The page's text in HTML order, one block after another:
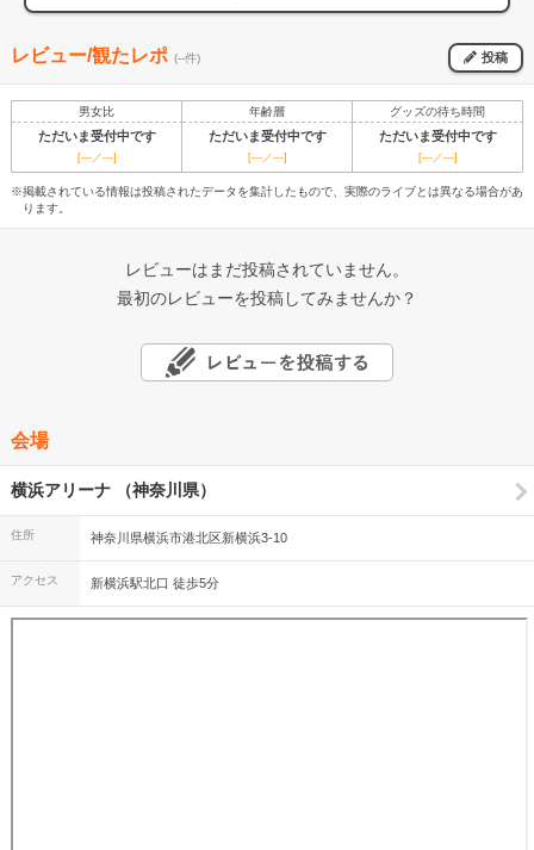
レビュー/観たレポ (--件) 投稿
男女比 年齢層 グッズの待ち時間
ただいま受付中です ただいま受付中です ただいま受付中です
[---／---] [---／---] [---／---]
※掲載されている情報は投稿されたデータを集計したもので、実際のライブとは異なる場合があ
ります。
レビューはまだ投稿されていません。
最初のレビューを投稿してみませんか？
会場
横浜アリーナ （神奈川県）
住所 神奈川県横浜市港北区新横浜3-10
アクセス 新横浜駅北口 徒歩5分